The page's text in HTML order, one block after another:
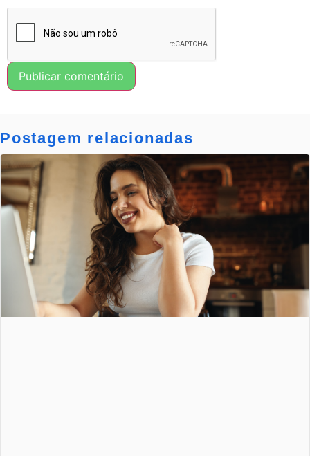
Postagem relacionadas